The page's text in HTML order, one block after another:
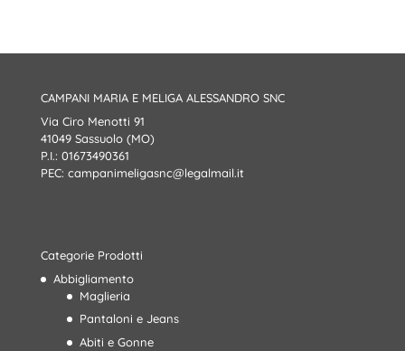
CAMPANI MARIA E MELIGA ALESSANDRO SNC
Via Ciro Menotti 91
41049 Sassuolo (MO)
P.I.: 01673490361
PEC: campanimeligasnc@legalmail.it
Categorie Prodotti
Abbigliamento
Maglieria
Pantaloni e Jeans
Abiti e Gonne